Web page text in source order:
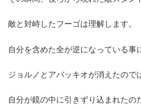
敵と対峙したフーゴは理解します。
自分を含めた全が逆になっている事
ジョルノとアバッキオが消えたので
自分が鏡の中に引きずり込まれたの